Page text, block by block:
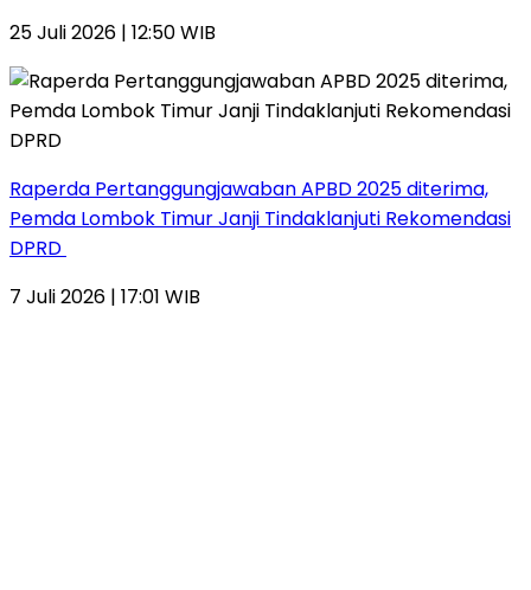
25 Juli 2026 | 12:50 WIB
Raperda Pertanggungjawaban APBD 2025 diterima,
Pemda Lombok Timur Janji Tindaklanjuti Rekomendasi
DPRD
7 Juli 2026 | 17:01 WIB